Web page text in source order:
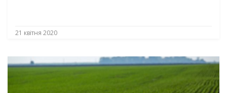
21 квітня 2020